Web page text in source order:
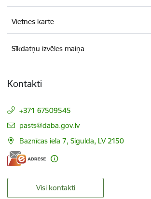
Vietnes karte
Sīkdatņu izvēles maiņa
Kontakti
+371 67509545
E-pasts:
pasts@daba.gov.lv
Baznīcas iela 7, Sigulda, LV 2150
Visi kontakti